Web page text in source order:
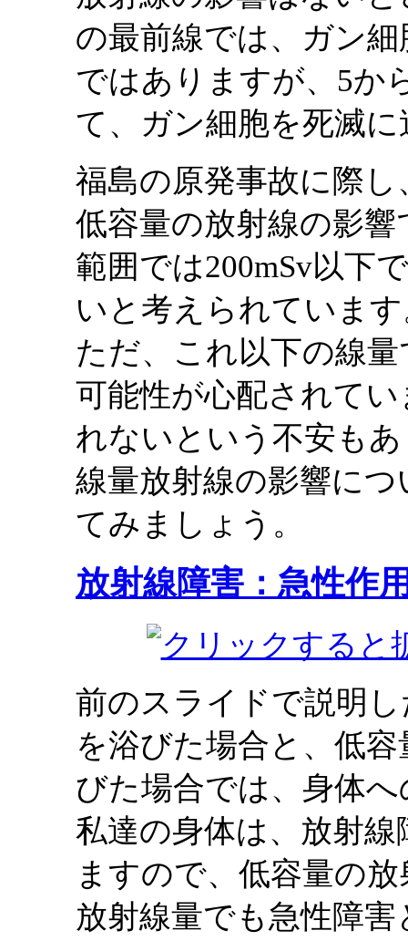
の最前線では、ガン
ではありますが、5か
て、ガン細胞を死滅
福島の原発事故に際
低容量の放射線の影
範囲では200mSv以下
いと考えられていま
ただ、これ以下の線
可能性が心配されて
れないという不安も
線量放射線の影響に
てみましょう。
放射線障害：急性作
前のスライドで説明
を浴びた場合と、低
びた場合では、身体
私達の身体は、放射
ますので、低容量の
放射線量でも急性障